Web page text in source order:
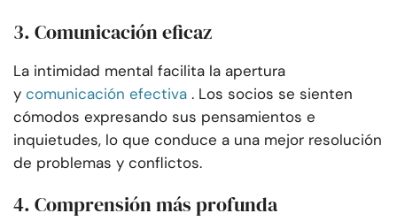
3. Comunicación eficaz
La intimidad mental facilita la apertura
y comunicación efectiva . Los socios se sienten
cómodos expresando sus pensamientos e
inquietudes, lo que conduce a una mejor resolución
de problemas y conflictos.
4. Comprensión más profunda